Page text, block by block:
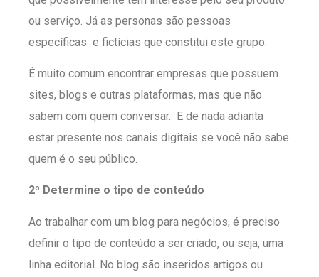
ou serviço. Já as personas são pessoas
específicas e fictícias que constitui este grupo.
É muito comum encontrar empresas que possuem
sites, blogs e outras plataformas, mas que não
sabem com quem conversar. E de nada adianta
estar presente nos canais digitais se você não sabe
quem é o seu público.
2º Determine o tipo de conteúdo
Ao trabalhar com um blog para negócios, é preciso
definir o tipo de conteúdo a ser criado, ou seja, uma
linha editorial. No blog são inseridos artigos ou